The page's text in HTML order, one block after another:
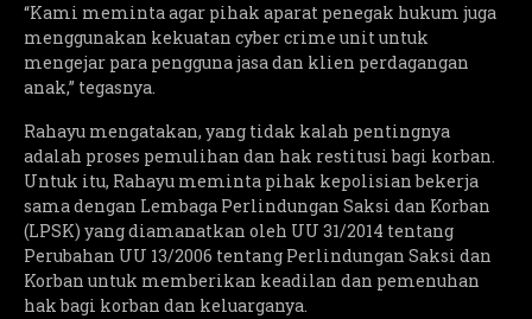
“Kami meminta agar pihak aparat penegak hukum juga
menggunakan kekuatan cyber crime unit untuk
mengejar para pengguna jasa dan klien perdagangan
anak,” tegasnya.
Rahayu mengatakan, yang tidak kalah pentingnya
adalah proses pemulihan dan hak restitusi bagi korban.
Untuk itu, Rahayu meminta pihak kepolisian bekerja
sama dengan Lembaga Perlindungan Saksi dan Korban
(LPSK) yang diamanatkan oleh UU 31/2014 tentang
Perubahan UU 13/2006 tentang Perlindungan Saksi dan
Korban untuk memberikan keadilan dan pemenuhan
hak bagi korban dan keluarganya.